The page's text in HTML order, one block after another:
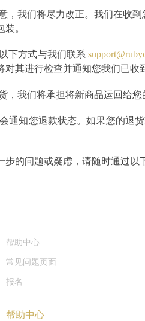
，我们将尽力改正。我们在收
。
下方式与我们联系
其进行检查并通知您我们已
，我们将承担将新商品运回给您
通知您退款状态。如果您的退
的问题或疑虑，请随时通过以
帮助中心
常见问题页面
报名
帮助中心